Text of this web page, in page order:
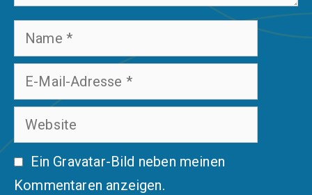
Name
E-
Mail-
Adresse
Website
Ein Gravatar-Bild neben meinen
Kommentaren anzeigen.